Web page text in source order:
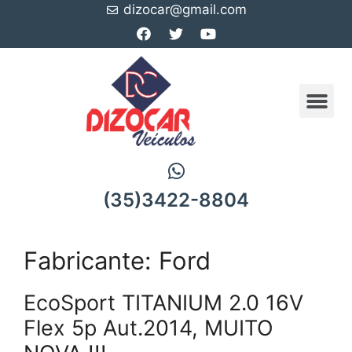
dizocar@gmail.com
(35)3422-8804
Fabricante: Ford
EcoSport TITANIUM 2.0 16V
Flex 5p Aut.2014, MUITO